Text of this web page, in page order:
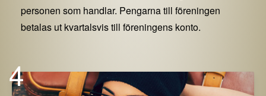
personen som handlar. Pengarna till föreningen
betalas ut kvartalsvis till föreningens konto.
4